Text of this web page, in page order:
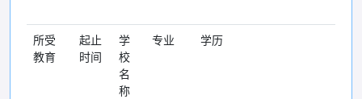
所受
教育
起止
时间
学
校
名
称
专业 学历